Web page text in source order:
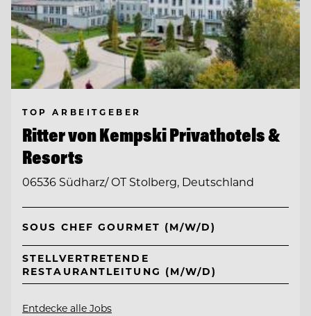
TOP ARBEITGEBER
Ritter von Kempski Privathotels &
Resorts
06536 Südharz/ OT Stolberg, Deutschland
SOUS CHEF GOURMET (M/W/D)
STELLVERTRETENDE
RESTAURANTLEITUNG (M/W/D)
Entdecke alle Jobs